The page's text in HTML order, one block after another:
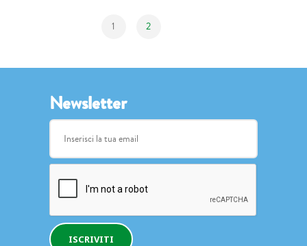
1 2
Newsletter
ISCRIVITI